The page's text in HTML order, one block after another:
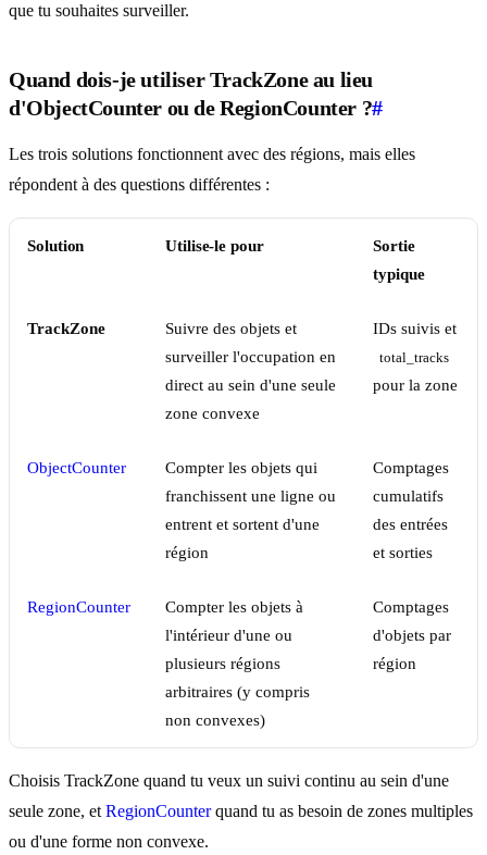
que tu souhaites surveiller.
Quand dois-je utiliser TrackZone au lieu
d'ObjectCounter ou de RegionCounter ?#
Les trois solutions fonctionnent avec des régions, mais elles
répondent à des questions différentes :
Solution Utilise-le pour
Sortie
typique
TrackZone
Suivre des objets et
surveiller l'occupation en
direct au sein d'une seule
zone convexe
IDs suivis et
total_tracks
pour la zone
ObjectCounter
Compter les objets qui
franchissent une ligne ou
entrent et sortent d'une
région
Comptages
cumulatifs
des entrées
et sorties
RegionCounter
Compter les objets à
l'intérieur d'une ou
plusieurs régions
arbitraires (y compris
non convexes)
Comptages
d'objets par
région
Choisis TrackZone quand tu veux un suivi continu au sein d'une
seule zone, et RegionCounterquand tu as besoin de zones multiples
ou d'une forme non convexe.